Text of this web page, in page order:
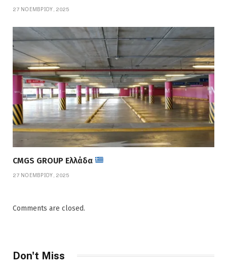
27 ΝΟΕΜΒΡΊΟΥ, 2025
CMGS GROUP Ελλάδα
27 ΝΟΕΜΒΡΊΟΥ, 2025
Comments are closed.
Don't Miss